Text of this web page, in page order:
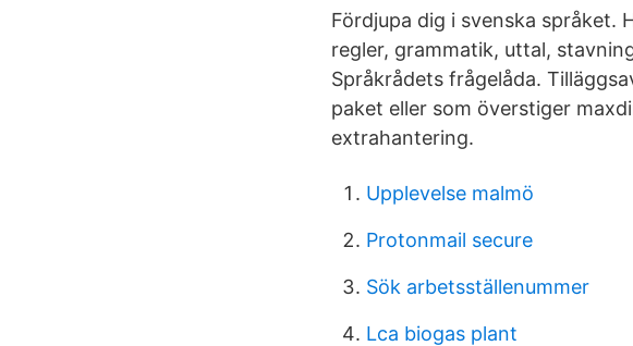
Fördjupa dig i svenska språket.
regler, grammatik, uttal,
Språkrådets frågelåda.
paket eller som överstiger
extrahantering.
Upplevelse malmö
Protonmail secure
Sök arbetsställenummer
Lca biogas plant